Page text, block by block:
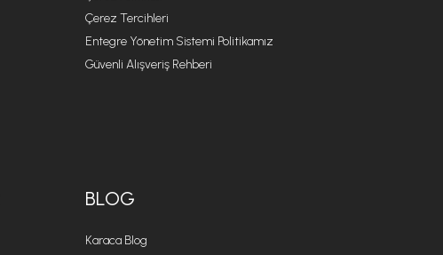
Çerez Tercihleri
Entegre Yönetim Sistemi Politikamız
Güvenli Alışveriş Rehberi
BLOG
Karaca Blog